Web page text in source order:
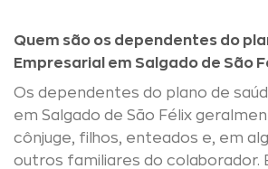
Quem são os dependentes do
Empresarial em Salgado de São
Os dependentes do plano de
em Salgado de São Félix
cônjuge, filhos, enteados e, em
outros familiares do colaborador.